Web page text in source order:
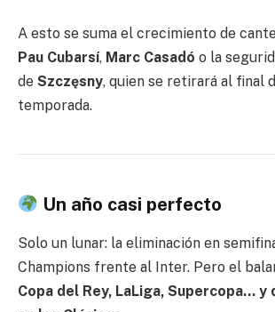
A esto se suma el crecimiento de
Pau Cubarsí, Marc Casadó o la
de Szczęsny, quien se retirará al final
temporada.
Un año casi perfecto
Solo un lunar: la eliminación en
Champions frente al Inter. Pero el
Copa del Rey, LaLiga, Supercopa…